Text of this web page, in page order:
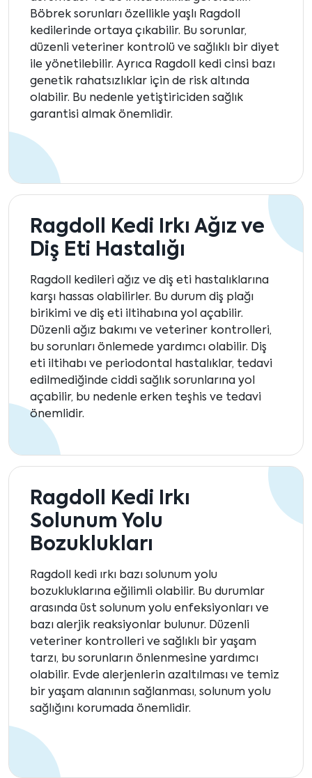
Böbrek sorunları özellikle yaşlı Ragdoll
kedilerinde ortaya çıkabilir. Bu sorunlar,
düzenli veteriner kontrolü ve sağlıklı bir diyet
ile yönetilebilir. Ayrıca Ragdoll kedi cinsi bazı
genetik rahatsızlıklar için de risk altında
olabilir. Bu nedenle yetiştiriciden sağlık
garantisi almak önemlidir.
Ragdoll Kedi Irkı Ağız ve
Diş Eti Hastalığı
Ragdoll kedileri ağız ve diş eti hastalıklarına
karşı hassas olabilirler. Bu durum diş plağı
birikimi ve diş eti iltihabına yol açabilir.
Düzenli ağız bakımı ve veteriner kontrolleri,
bu sorunları önlemede yardımcı olabilir. Diş
eti iltihabı ve periodontal hastalıklar, tedavi
edilmediğinde ciddi sağlık sorunlarına yol
açabilir, bu nedenle erken teşhis ve tedavi
önemlidir.
Ragdoll Kedi Irkı
Solunum Yolu
Bozuklukları
Ragdoll kedi ırkı bazı solunum yolu
bozukluklarına eğilimli olabilir. Bu durumlar
arasında üst solunum yolu enfeksiyonları ve
bazı alerjik reaksiyonlar bulunur. Düzenli
veteriner kontrolleri ve sağlıklı bir yaşam
tarzı, bu sorunların önlenmesine yardımcı
olabilir. Evde alerjenlerin azaltılması ve temiz
bir yaşam alanının sağlanması, solunum yolu
sağlığını korumada önemlidir.